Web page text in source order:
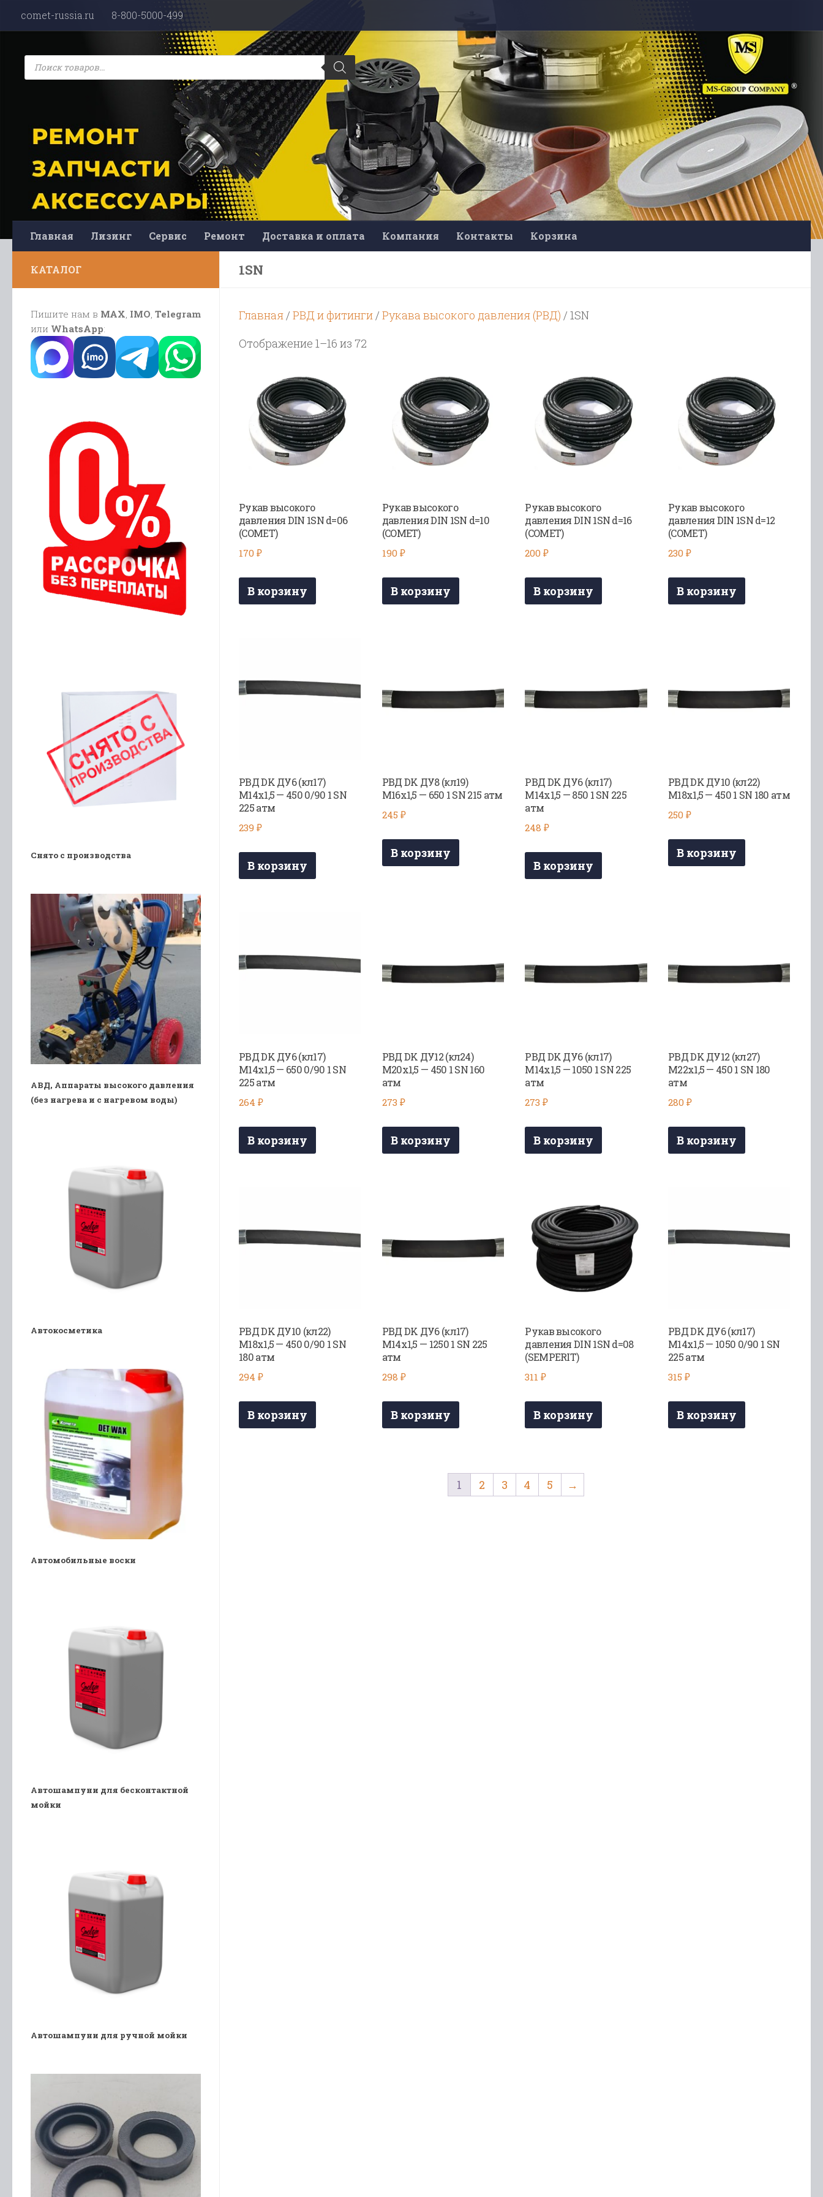
Перейти к содержимому
comet-russia.ru 8-800-5000-499
Поиск
товаров
Главная Лизинг Сервис Ремонт Доставка и оплата Компания Контакты Корзина
1SN
Главная / РВД и фитинги / Рукава высокого давления (РВД) / 1SN
Отображение 1–16 из 72
возрастанию
Рукав высокого
давления DIN 1SN d=06
(COMET)
170 ₽
В корзину
Рукав высокого
давления DIN 1SN d=10
(COMET)
190 ₽
В корзину
Рукав высокого
давления DIN 1SN d=16
(COMET)
200₽
В корзину
Рукав высокого
давления DIN 1SN d=12
(COMET)
230₽
В корзину
РВД DK ДУ6 (кл17)
М14х1,5 — 450 0/90 1 SN
225 атм
239 ₽
В корзину
РВД DK ДУ8 (кл19)
М16х1,5 — 650 1 SN 215 атм
245 ₽
В корзину
РВД DK ДУ6 (кл17)
М14х1,5 — 850 1 SN 225
атм
248₽
В корзину
РВД DK ДУ10 (кл22)
М18х1,5 — 450 1 SN 180 атм
250₽
В корзину
РВД DK ДУ6 (кл17)
М14х1,5 — 650 0/90 1 SN
225 атм
264 ₽
В корзину
РВД DK ДУ12 (кл24)
М20х1,5 — 450 1 SN 160
атм
273 ₽
В корзину
РВД DK ДУ6 (кл17)
М14х1,5 — 1050 1 SN 225
атм
273₽
В корзину
РВД DK ДУ12 (кл27)
М22х1,5 — 450 1 SN 180
атм
280₽
В корзину
РВД DK ДУ10 (кл22)
М18х1,5 — 450 0/90 1 SN
180 атм
294 ₽
В корзину
РВД DK ДУ6 (кл17)
М14х1,5 — 1250 1 SN 225
атм
298 ₽
В корзину
Рукав высокого
давления DIN 1SN d=08
(SEMPERIT)
311₽
В корзину
РВД DK ДУ6 (кл17)
М14х1,5 — 1050 0/90 1 SN
225 атм
315₽
В корзину
1 2 3 4 5 →
КАТАЛОГ
Пишите нам в MAX IMO Telegram
или WhatsApp:
Снято с производства
АВД, Аппараты высокого давления
(без нагрева и с нагревом воды)
Автокосметика
Автомобильные воски
Автошампуни для бесконтактной
мойки
Автошампуни для ручной мойки